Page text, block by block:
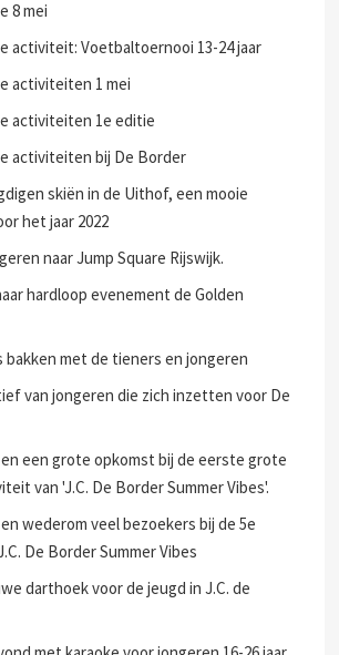
8 mei
activiteit: Voetbaltoernooi 13-24 jaar
activiteiten 1 mei
activiteiten 1e editie
activiteiten bij De Border
skiën in de Uithof, een mooie
het jaar 2022
naar Jump Square Rijswijk.
hardloop evenement de Golden
bakken met de tieners en jongeren
van jongeren die zich inzetten voor De
een grote opkomst bij de eerste grote
van 'J.C. De Border Summer Vibes'.
wederom veel bezoekers bij de 5e
De Border Summer Vibes
darthoek voor de jeugd in J.C. de